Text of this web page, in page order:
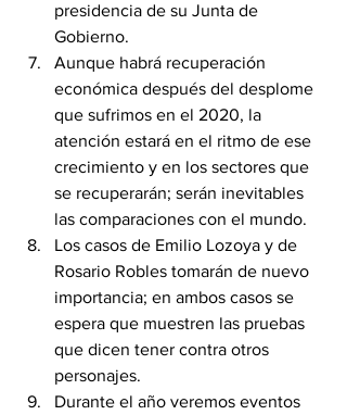
presidencia de su Junta de
Gobierno.
Aunque habrá recuperación
económica después del desplome
que sufrimos en el 2020, la
atención estará en el ritmo de ese
crecimiento y en los sectores que
se recuperarán; serán inevitables
las comparaciones con el mundo.
Los casos de Emilio Lozoya y de
Rosario Robles tomarán de nuevo
importancia; en ambos casos se
espera que muestren las pruebas
que dicen tener contra otros
personajes.
Durante el año veremos eventos